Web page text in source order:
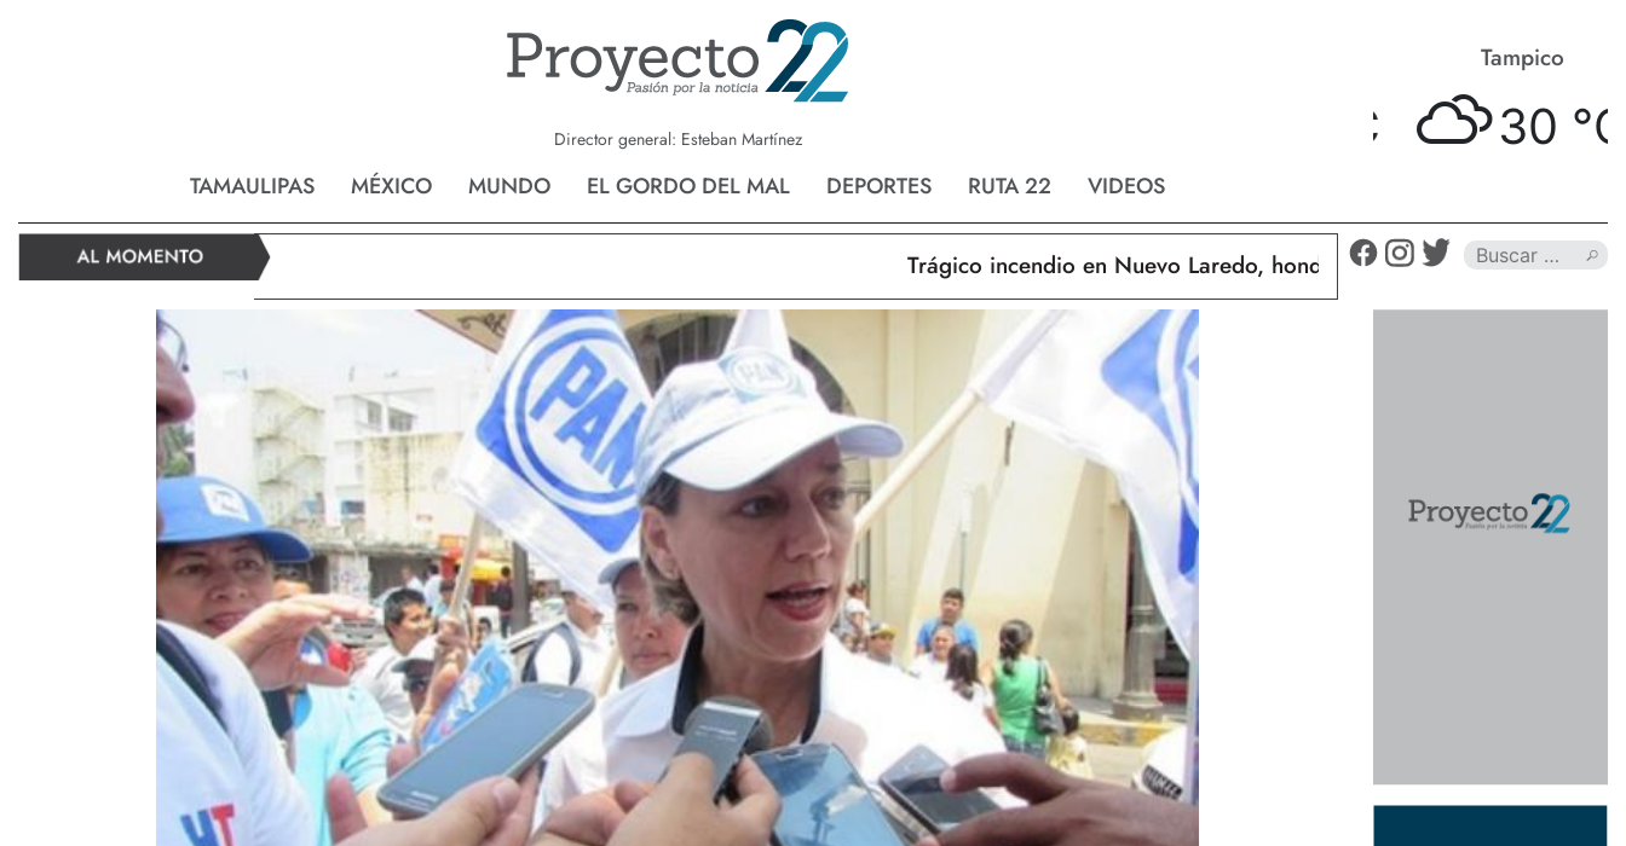
Director general: Esteban Martínez
TAMAULIPAS MÉXICO MUNDO EL GORDO DEL MAL DEPORTES RUTA 22 VIDEOS
Reynosa Nvo. Laredo Tampico
30 ° C
Trágico incendio en Nuevo Laredo, hondureño muere calcinado